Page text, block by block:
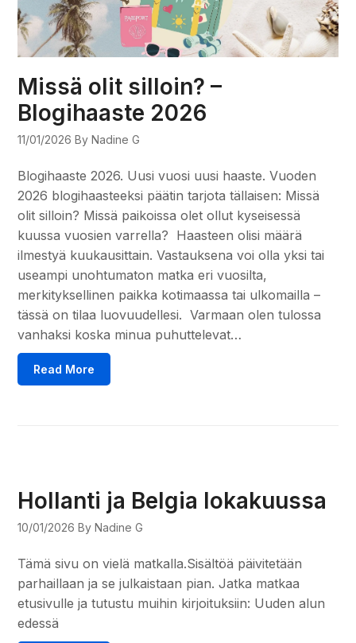
Missä olit silloin? –
Blogihaaste 2026
11/01/2026 By Nadine G
Blogihaaste 2026. Uusi vuosi uusi haaste. Vuoden
2026 blogihaasteeksi päätin tarjota tällaisen: Missä
olit silloin? Missä paikoissa olet ollut kyseisessä
kuussa vuosien varrella? Haasteen olisi määrä
ilmestyä kuukausittain. Vastauksena voi olla yksi tai
useampi unohtumaton matka eri vuosilta,
merkityksellinen paikka kotimaassa tai ulkomailla –
tässä on tilaa luovuudellesi. Varmaan olen tulossa
vanhaksi koska minua puhuttelevat…
Read More
Hollanti ja Belgia lokakuussa
10/01/2026 By Nadine G
Tämä sivu on vielä matkalla.Sisältöä päivitetään
parhaillaan ja se julkaistaan pian. Jatka matkaa
etusivulle ja tutustu muihin kirjoituksiin: Uuden alun
edessä